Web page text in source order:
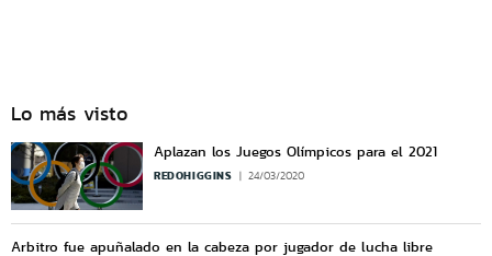
Lo más visto
Aplazan los Juegos Olímpicos para el 2021
REDOHIGGINS 24/03/2020
Arbitro fue apuñalado en la cabeza por jugador de lucha libre